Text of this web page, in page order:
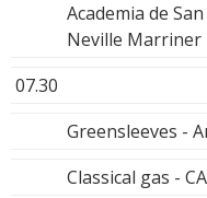
Academia de
Neville Marriner
07.30
Greensleeves -
Classical gas -